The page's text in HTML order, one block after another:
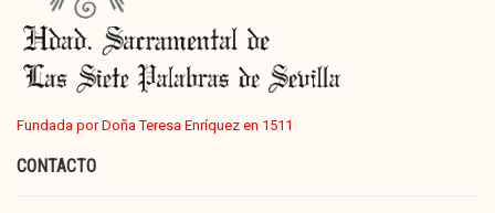
Fundada por Doña Teresa Enríquez en 1511
CONTACTO